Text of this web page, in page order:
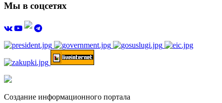
Мы в соцсетях
Создание информационного портала